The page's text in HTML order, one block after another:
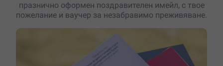
празнично оформен поздравителен имейл, с твое
пожелание и ваучер за незабравимо преживяване.